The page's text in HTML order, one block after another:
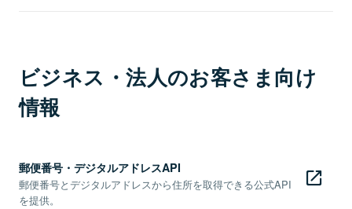
ビジネス・法人のお客さま向け
情報
郵便番号・デジタルアドレスAPI
郵便番号とデジタルアドレスから住所を取得できる公式API
を提供。